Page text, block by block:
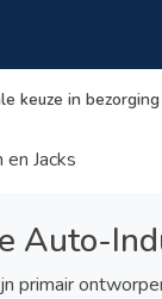
keuze in bezorging
en Jacks
Auto-
primair